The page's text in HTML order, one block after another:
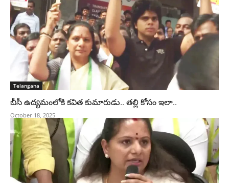
Telangana
బీసీ ఉద్యమంలోకి కవిత కుమారుడు.. తల్లి కోసం ఇలా..
October 18, 2025